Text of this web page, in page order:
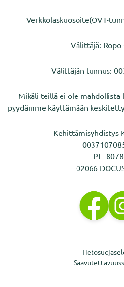
Verkkolaskuosoite(OVT-
Välittäjä: Ropo
Välittäjän tunnus:
Mikäli teillä ei ole mahdollista
pyydämme käyttämään
Kehittämisyhdistys
PL 8078
02066